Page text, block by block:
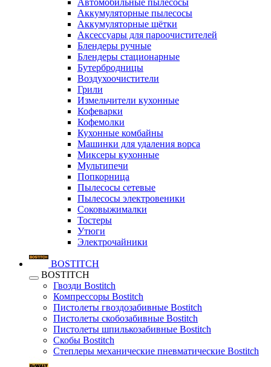
Автомобильные пылесосы
Аккумуляторные пылесосы
Аккумуляторные щётки
Аксессуары для пароочистителей
Блендеры ручные
Блендеры стационарные
Бутербродницы
Воздухоочистители
Грили
Измельчители кухонные
Кофеварки
Кофемолки
Кухонные комбайны
Машинки для удаления ворса
Миксеры кухонные
Мультипечи
Попкорница
Пылесосы сетевые
Пылесосы электровеники
Соковыжималки
Тостеры
Утюги
Электрочайники
BOSTITCH
BOSTITCH
Гвозди Bostitch
Компрессоры Bostitch
Пистолеты гвоздозабивные Bostitch
Пистолеты скобозабивные Bostitch
Пистолеты шпилькозабивные Bostitch
Скобы Bostitch
Степлеры механические пневматические Bostitch